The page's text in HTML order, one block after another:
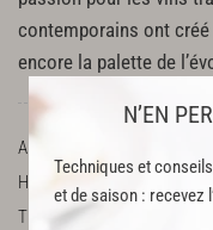
N’EN
Techniques et
et de saison : recevez
contemporains ont
encore la palette de
ADRESSE
HORAIRES
Du mardi au
TÉLÉPHONE